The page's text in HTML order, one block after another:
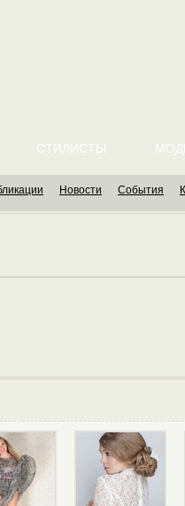
СТИЛИСТЫ
Новости События